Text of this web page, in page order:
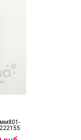
мм801-
222155